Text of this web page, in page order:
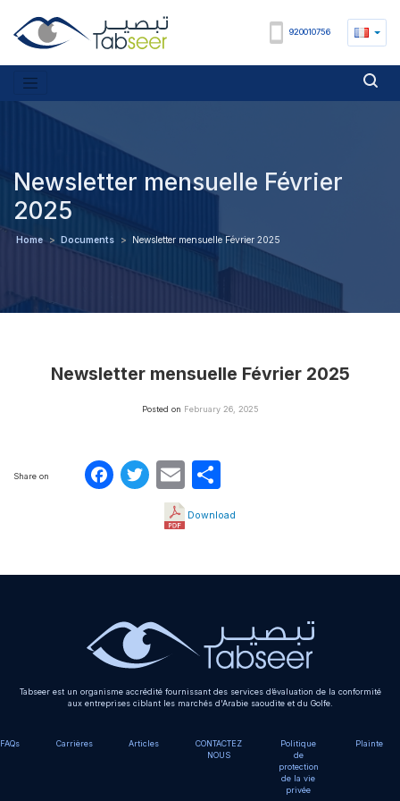
920010756
Newsletter mensuelle Février
2025
Home > Documents > Newsletter mensuelle Février 2025
Newsletter mensuelle Février 2025
Posted on February 26, 2025
Share on Facebook
Twitter
Email
Download
Tabseer est un organisme accrédité fournissant des services d’évaluation de la conformité
aux entreprises ciblant les marchés d'Arabie saoudite et du Golfe.
FAQs Carrières Articles
CONTACTEZ
NOUS
Politique
de
protection
de la vie
privée
Plainte